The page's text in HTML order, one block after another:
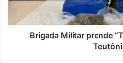
em
Teutônia
Brigada Militar prende